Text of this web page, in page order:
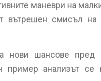
маневри на
вътрешен смисъл на
нови шансове пред
пример анализът се